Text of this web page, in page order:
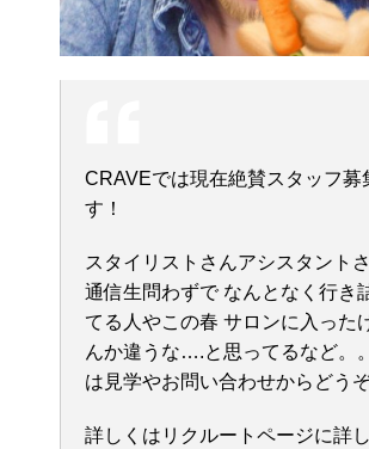
CRAVEでは現在絶賛スタッフ募
す！
スタイリストさんアシスタントさ
通信生問わずで なんとなく行き
てる人やこの春 サロンに入った
んか違うな….と思ってるなど。
は見学やお問い合わせからどう
詳しくはリクルートページに詳